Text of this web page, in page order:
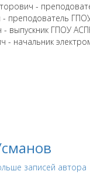
-
преподователь
- выпускник ГПОУ
- начальник
записей автора